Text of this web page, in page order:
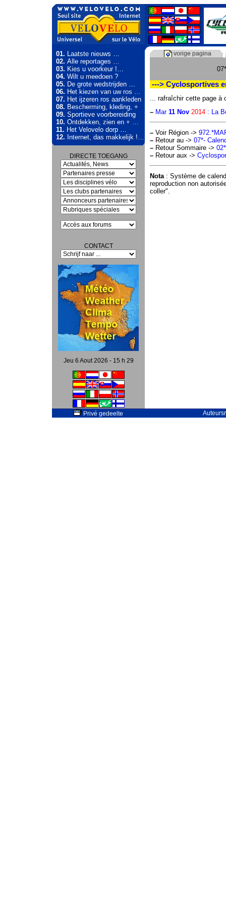
01.Laatste nieuws …
02.Alle reportages …
03.Kies u voorkeur !…
04.Wilt u meedoen ?
05.De grote wedstrijden …
06.Het kiezen van uw ros …
07.Het ijzeren ros aankleden
08.Bescherming, kleding, +
09.Sportieve voorbereiding
10.Ontdekken, zien en + …
11.Het Velovelo dorp …
12.Internet, das makkelijk !…
DIRECTE TOEGANG
CONTACT
Jeu 6 Aout 2026 - 15 h 29
vorige pagina
---> Cyclosportives
... rafraîchir cette page à
– Mar 11 Nov 2014 : La
– Voir Région ->
– Retour au -> 07*-
– Retour Sommaire ->
– Retour aux ->
Nota: Système de
reproduction non
coller".
Privé gedeelte